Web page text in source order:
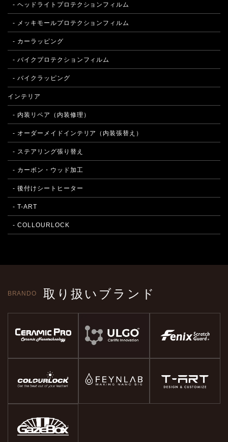
- ヘッドライトプロテクションフィルム
- メッキモールプロテクションフィルム
- カーラッピング
- バイクプロテクションフィルム
- バイクラッピング
インテリア
- 内装リペア（内装修理）
- オーダーメイドインテリア（内装張替え）
- ステアリング張り替え
- カーボン・ウッド加工
- 後付けシートヒーター
- T-ART
- COLLOURLOCK
BRANDO 取り扱いブランド